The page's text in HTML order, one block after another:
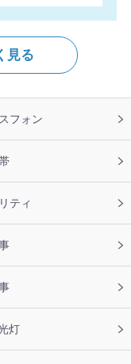
見る
フォン
ティ
灯